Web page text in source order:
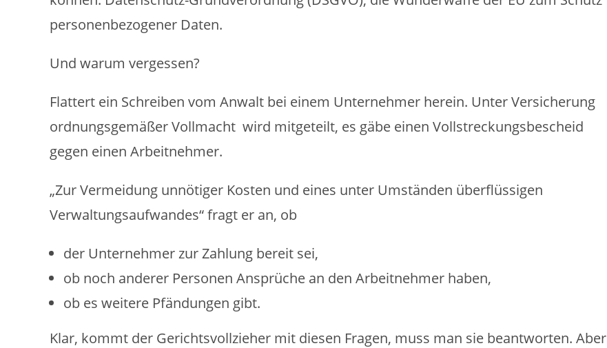
personenbezogener Daten.
Und warum vergessen?
Flattert ein Schreiben vom Anwalt bei einem Unternehmer herein. Unter Versicherung
ordnungsgemäßer Vollmacht wird mitgeteilt, es gäbe einen Vollstreckungsbescheid
gegen einen Arbeitnehmer.
„Zur Vermeidung unnötiger Kosten und eines unter Umständen überflüssigen
Verwaltungsaufwandes“ fragt er an, ob
der Unternehmer zur Zahlung bereit sei,
ob noch anderer Personen Ansprüche an den Arbeitnehmer haben,
ob es weitere Pfändungen gibt.
Klar, kommt der Gerichtsvollzieher mit diesen Fragen, muss man sie beantworten. Aber